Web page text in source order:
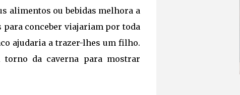
alimentos ou bebidas melhora a
para conceber viajariam por toda
ajudaria a trazer-lhes um filho.
da caverna para mostrar